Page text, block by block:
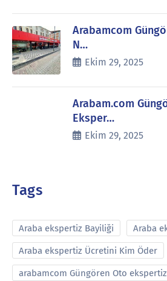
Arabamcom
N…
Ekim 29, 2025
Arabam.com
Eksper…
Ekim 29, 2025
Tags
Araba ekspertiz Bayiliği Araba
Araba ekspertiz Ücretini Kim Öder
arabamcom Güngören Oto ekspertiz